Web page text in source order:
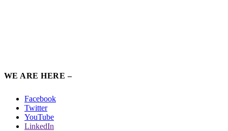
WE ARE HERE –
Facebook
Twitter
YouTube
LinkedIn